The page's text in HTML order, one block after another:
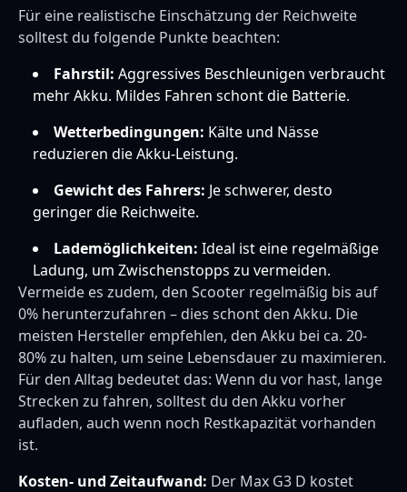
Für eine realistische Einschätzung der Reichweite
solltest du folgende Punkte beachten:
Fahrstil: Aggressives Beschleunigen verbraucht
mehr Akku. Mildes Fahren schont die Batterie.
Wetterbedingungen: Kälte und Nässe
reduzieren die Akku-Leistung.
Gewicht des Fahrers: Je schwerer, desto
geringer die Reichweite.
Lademöglichkeiten: Ideal ist eine regelmäßige
Ladung, um Zwischenstopps zu vermeiden.
Vermeide es zudem, den Scooter regelmäßig bis auf
0% herunterzufahren – dies schont den Akku. Die
meisten Hersteller empfehlen, den Akku bei ca. 20-
80% zu halten, um seine Lebensdauer zu maximieren.
Für den Alltag bedeutet das: Wenn du vor hast, lange
Strecken zu fahren, solltest du den Akku vorher
aufladen, auch wenn noch Restkapazität vorhanden
ist.
Kosten- und Zeitaufwand: Der Max G3 D kostet